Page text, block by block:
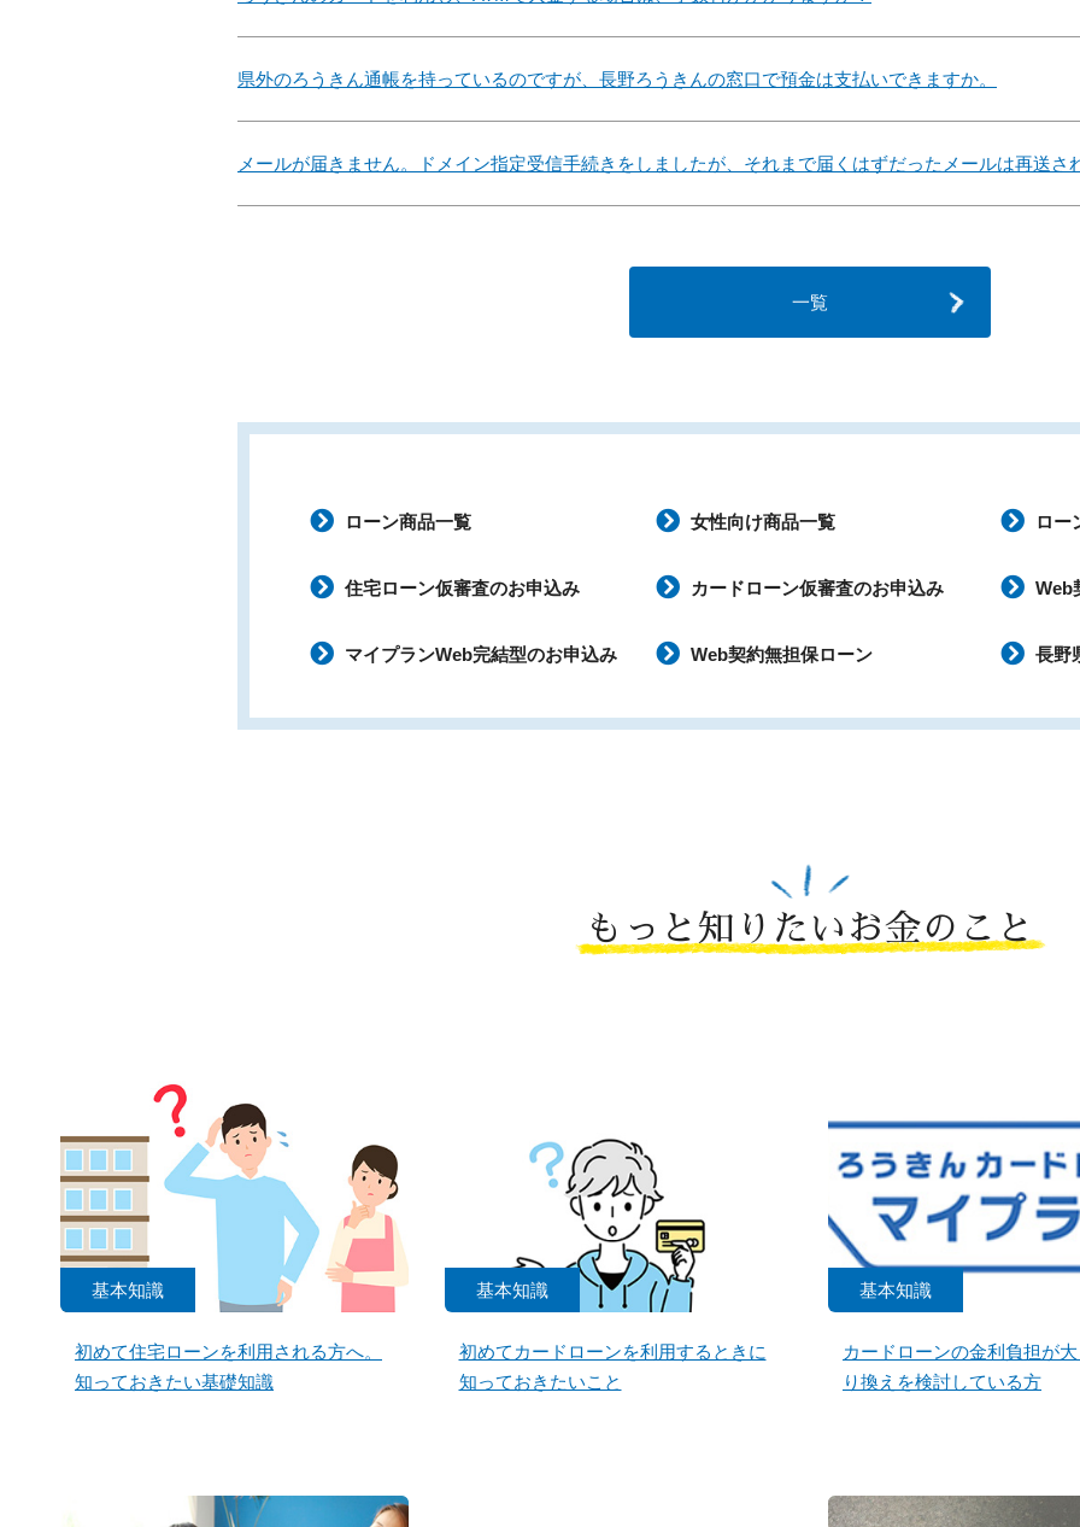
県外のろうきん通帳を持っているのですが、長野ろうきんの窓口で預金は支払いできますか。
メールが届きません。ドメイン指定受信手続きをしましたが、それまで届くはずだったメールは再送さ
一覧
ローン商品一覧 女性向け商品一覧 ロー
住宅ローン仮審査のお申込み カードローン仮審査のお申込み Web
マイプランWeb完結型のお申込み Web契約無担保ローン 長野
もっと知りたいお金のこと
基本知識
初めて住宅ローンを利用される方へ。
知っておきたい基礎知識
基本知識
初めてカードローンを利用するときに
知っておきたいこと
基本知識
カードローンの金利負担が
り換えを検討している方